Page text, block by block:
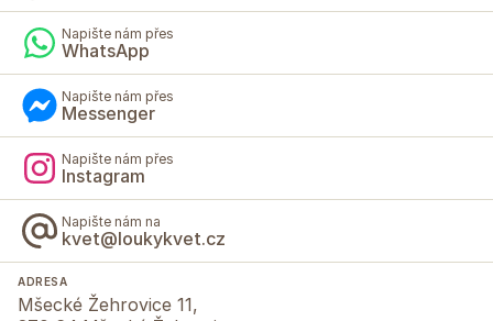
Napište nám přes
WhatsApp
Napište nám přes
Messenger
Napište nám přes
Instagram
Napište nám na
kvet@loukykvet.cz
ADRESA
Mšecké Žehrovice 11,